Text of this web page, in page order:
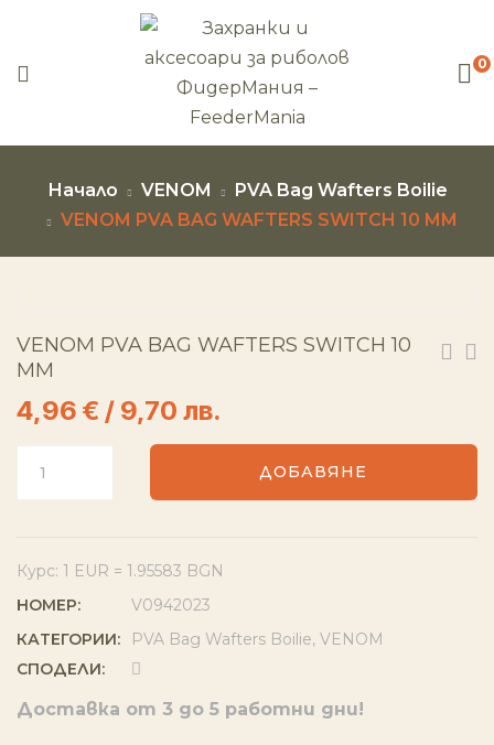
0
Начало VENOM
PVA Bag Wafters Boilie
VENOM PVA BAG WAFTERS SWITCH 10 MM
VENOM PVA BAG WAFTERS SWITCH 10
MM
4,96 € / 9,70 лв.
ДОБАВЯНЕ
Курс: 1 EUR = 1.95583 BGN
НОМЕР:
V0942023
КАТЕГОРИИ:
PVA Bag Wafters Boilie, VENOM
СПОДЕЛИ:
Доставка от 3 до 5 работни дни!